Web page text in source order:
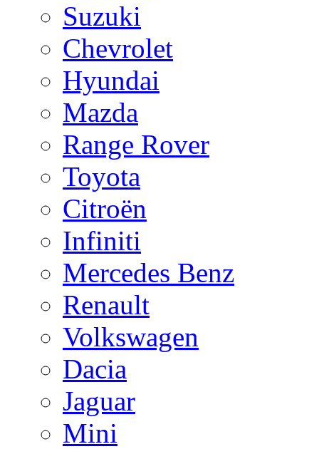
Suzuki
Chevrolet
Hyundai
Mazda
Range Rover
Toyota
Citroën
Infiniti
Mercedes Benz
Renault
Volkswagen
Dacia
Jaguar
Mini